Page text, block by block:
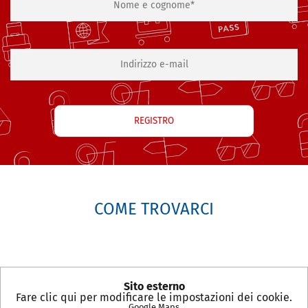
COME TROVARCI
Sito esterno
Fare clic qui per modificare le impostazioni dei cookie.